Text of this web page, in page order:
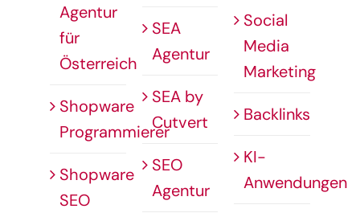
Agentur
für
Österreich
Shopware
Programmierer
Shopware
SEO
SEA
Agentur
SEA by
Cutvert
SEO
Agentur
Social
Media
Marketing
Backlinks
KI-
Anwendungen